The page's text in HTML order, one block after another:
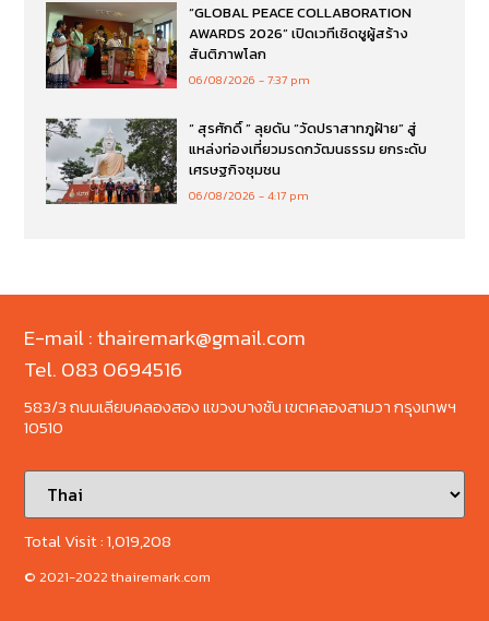
“GLOBAL PEACE COLLABORATION
AWARDS 2026” เปิดเวทีเชิดชูผู้สร้าง
สันติภาพโลก
06/08/2026 7:37 pm
“ สุรศักดิ์ ” ลุยดัน “วัดปราสาทภูฝ้าย” สู่
แหล่งท่องเที่ยวมรดกวัฒนธรรม ยกระดับ
เศรษฐกิจชุมชน
06/08/2026 4:17 pm
E-mail : thairemark@gmail.com
Tel. 083 0694516
583/3 ถนนเลียบคลองสอง แขวงบางชัน เขตคลองสามวา กรุงเทพฯ
10510
Total Visit :1,019,208
© 2021-2022 thairemark.com